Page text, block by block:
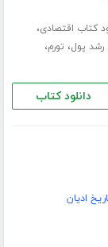
کتاب اقتصادی،
رشد پول، تورم،
دانلود کتاب
ادیان